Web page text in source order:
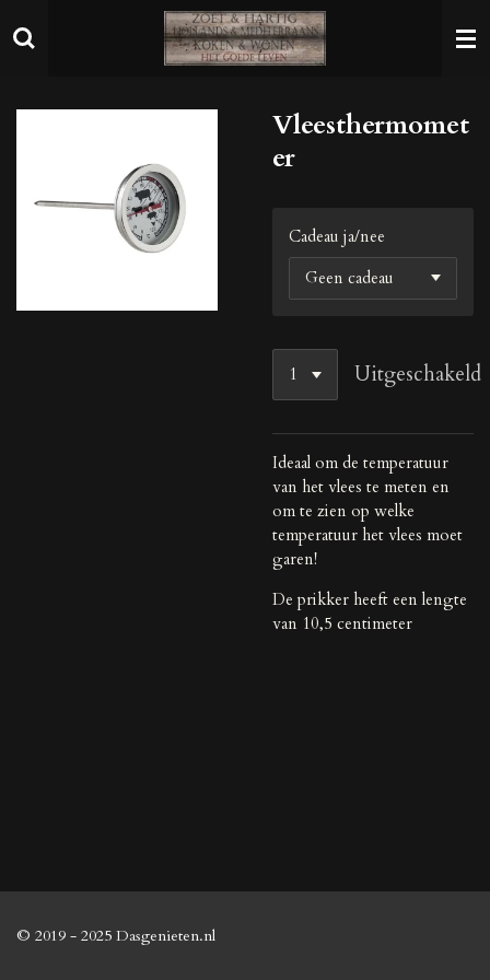
direct
Vleesthermomet
er
Cadeau ja/nee
Uitgeschakeld
Ideaal om de temperatuur
van het vlees te meten en
om te zien op welke
temperatuur het vlees moet
garen!
De prikker heeft een lengte
van 10,5 centimeter
© 2019 - 2025 Dasgenieten.nl